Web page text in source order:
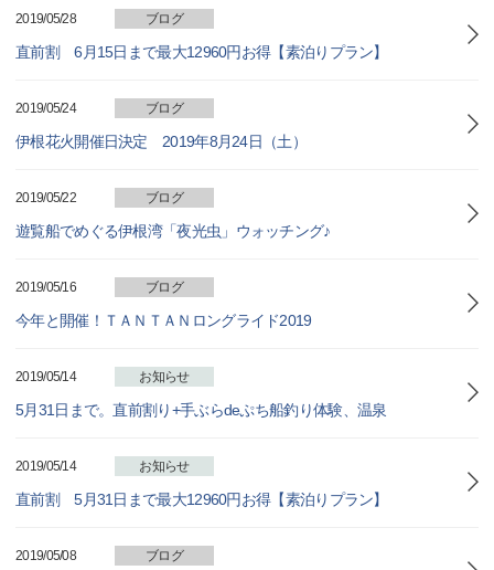
2019/05/28 ブログ
直前割 6月15日まで最大12960円お得【素泊りプラン】
2019/05/24 ブログ
伊根花火開催日決定 2019年8月24日（土）
2019/05/22 ブログ
遊覧船でめぐる伊根湾「夜光虫」ウォッチング♪
2019/05/16 ブログ
今年と開催！ＴＡＮＴＡＮロングライド2019
2019/05/14 お知らせ
5月31日まで。直前割り+手ぶらdeぷち船釣り体験、温泉
2019/05/14 お知らせ
直前割 5月31日まで最大12960円お得【素泊りプラン】
2019/05/08 ブログ